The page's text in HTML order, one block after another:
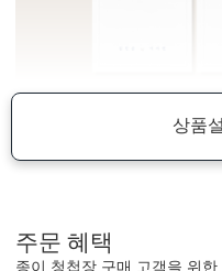
상품
주문 혜택
종이 청첩장 구매 고객을 위